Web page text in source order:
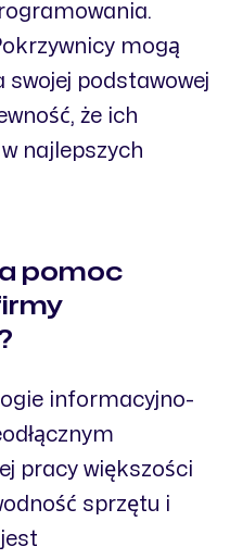
mogą
swojej podstawowej
że ich
najlepszych
pomoc
informacyjno-
pracy większości
sprzętu i